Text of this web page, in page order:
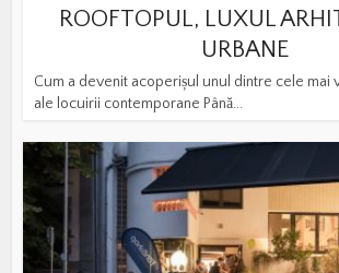
ROOFTOPUL, LUXUL
URBANE
Cum a devenit acoperișul unul dintre cele mai
ale locuirii contemporane Până...